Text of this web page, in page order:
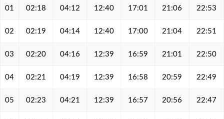
01 02:18 04:12 12:40 17:01 21:06 22:53
02 02:19 04:14 12:40 17:00 21:04 22:51
03 02:20 04:16 12:39 16:59 21:01 22:50
04 02:21 04:19 12:39 16:58 20:59 22:49
05 02:23 04:21 12:39 16:57 20:56 22:47